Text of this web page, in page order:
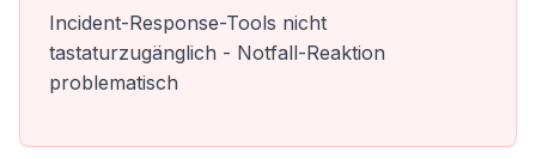
Incident-Response-Tools nicht
tastaturzugänglich - Notfall-Reaktion
problematisch